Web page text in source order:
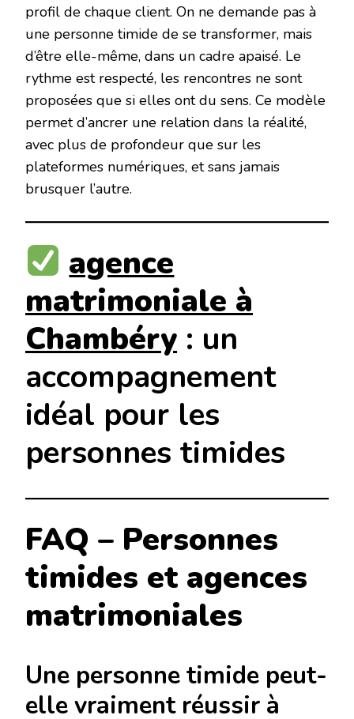
profil de chaque client. On ne demande pas à
une personne timide de se transformer, mais
d’être elle-même, dans un cadre apaisé. Le
rythme est respecté, les rencontres ne sont
proposées que si elles ont du sens. Ce modèle
permet d’ancrer une relation dans la réalité,
avec plus de profondeur que sur les
plateformes numériques, et sans jamais
brusquer l’autre.
agence
matrimoniale à
Chambéry : un
accompagnement
idéal pour les
personnes timides
FAQ – Personnes
timides et agences
matrimoniales
Une personne timide peut-
elle vraiment réussir à